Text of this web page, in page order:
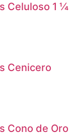
1 1⁄4
Cenicero
Cono de Oro